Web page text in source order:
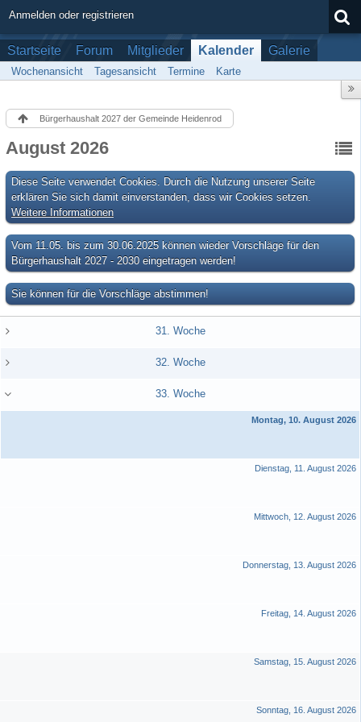
Anmelden oder registrieren
Startseite Forum Mitglieder Kalender Galerie
Wochenansicht Tagesansicht Termine Karte
Bürgerhaushalt 2027 der Gemeinde Heidenrod
August 2026
Diese Seite verwendet Cookies. Durch die Nutzung unserer Seite
erklären Sie sich damit einverstanden, dass wir Cookies setzen.
Weitere Informationen
Vom 11.05. bis zum 30.06.2025 können wieder Vorschläge für den
Bürgerhaushalt 2027 - 2030 eingetragen werden!
Sie können für die Vorschläge abstimmen!
31. Woche
32. Woche
33. Woche
Montag, 10. August 2026
Dienstag, 11. August 2026
Mittwoch, 12. August 2026
Donnerstag, 13. August 2026
Freitag, 14. August 2026
Samstag, 15. August 2026
Sonntag, 16. August 2026